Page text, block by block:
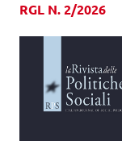
RGL N. 2/2026